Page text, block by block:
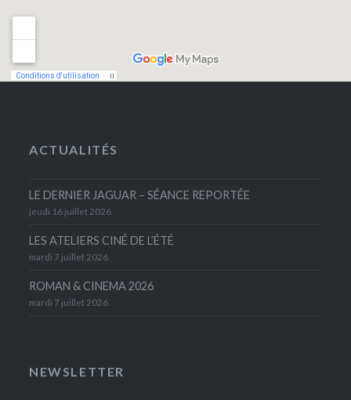
ACTUALITÉS
LE DERNIER JAGUAR – SÉANCE REPORTÉE
jeudi 16 juillet 2026
LES ATELIERS CINÉ DE L’ÉTÉ
mardi 7 juillet 2026
ROMAN & CINEMA 2026
mardi 7 juillet 2026
NEWSLETTER